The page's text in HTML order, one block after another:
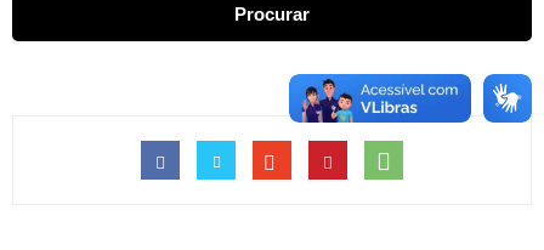
Procurar